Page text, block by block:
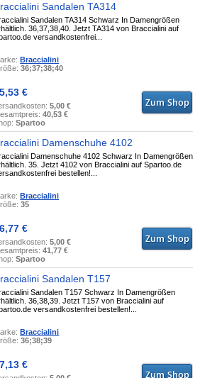
Sandalen TA314
Sandalen TA314 Schwarz In Damengrößen
36,37,38,40. Jetzt TA314 von Braccialini auf
versandkostenfrei...
Braccialini
36;37;38;40
€
5,00 €
40,53 €
Spartoo
Damenschuhe 4102
Damenschuhe 4102 Schwarz In Damengrößen
35. Jetzt 4102 von Braccialini auf Spartoo.de
bestellen!...
Braccialini
35
€
5,00 €
41,77 €
Spartoo
Sandalen T157
Sandalen T157 Schwarz In Damengrößen
36,38,39. Jetzt T157 von Braccialini auf
versandkostenfrei bestellen!...
Braccialini
36;38;39
€